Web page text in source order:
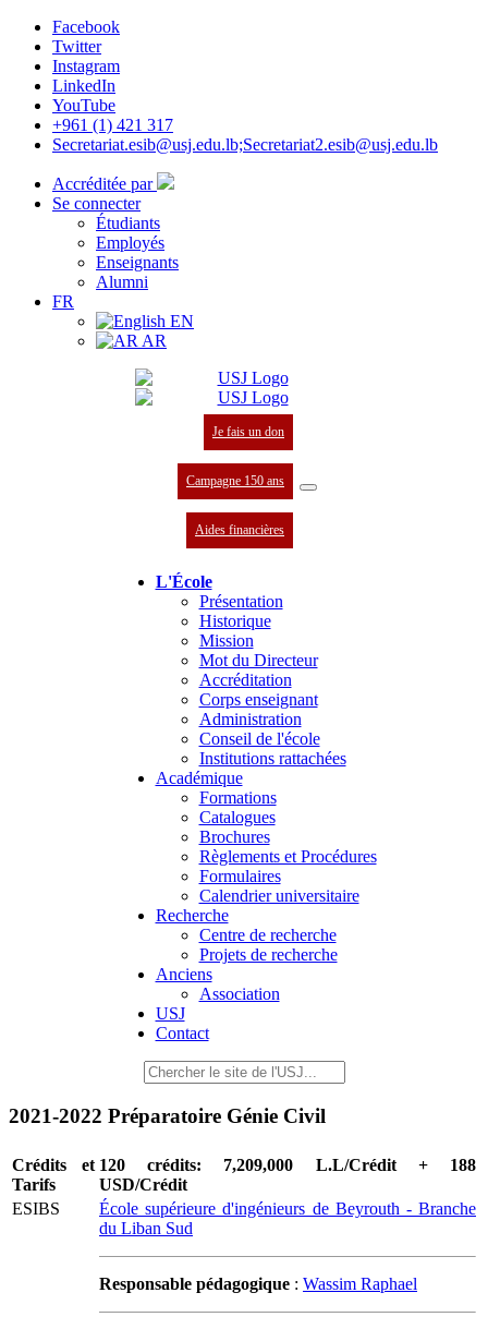
Facebook
Twitter
Instagram
LinkedIn
YouTube
+961 (1) 421 317
Secretariat.esib@usj.edu.lb;Secretariat2.esib@usj.edu.lb
Accréditée par
Se connecter
Étudiants
Employés
Enseignants
Alumni
FR
EN
AR
Je fais un don
Campagne 150 ans
Aides financières
L'École
Présentation
Historique
Mission
Mot du Directeur
Accréditation
Corps enseignant
Administration
Conseil de l'école
Institutions rattachées
Académique
Formations
Catalogues
Brochures
Règlements et Procédures
Formulaires
Calendrier universitaire
Recherche
Centre de recherche
Projets de recherche
Anciens
Association
USJ
Contact
2021-2022 Préparatoire Génie Civil
Crédits et
Tarifs
120 crédits: 7,209,000 L.L/Crédit + 188
USD/Crédit
ESIBS
École supérieure d'ingénieurs de Beyrouth - Branche
du Liban Sud
Responsable pédagogique : Wassim Raphael